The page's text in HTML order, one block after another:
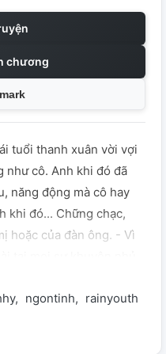
chương
tuổi thanh xuân vời vợi
như cô. Anh khi đó đã
năng động mà cô hay
khi đó... Chững chạc,
hoặc của đàn ông. - Vì
mình lặn lội sang
cảm thấy tuyệt vọng
ngontinh rainyouth